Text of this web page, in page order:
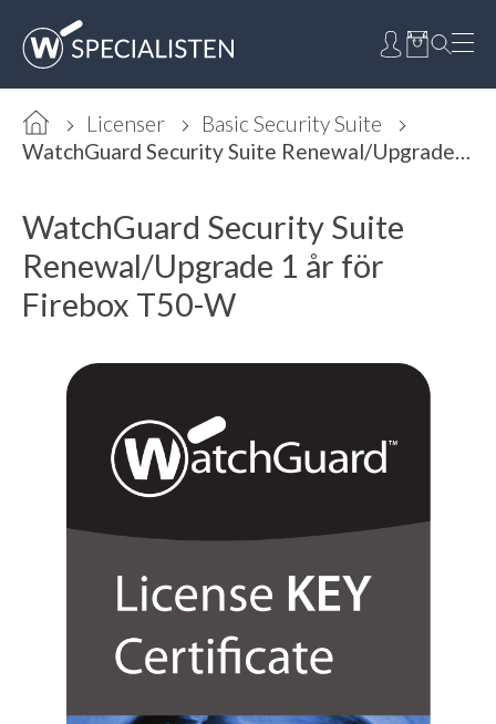
Licenser
Basic Security Suite
WatchGuard Security Suite Renewal/Upgrade 1 år för Firebox T50-W
WatchGuard Security Suite
Renewal/Upgrade 1 år för
Firebox T50-W